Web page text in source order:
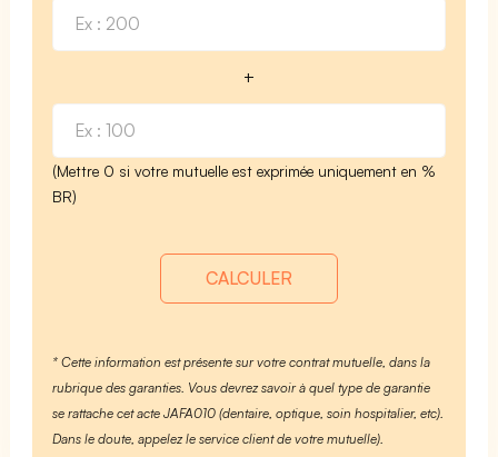
+
(Mettre 0 si votre mutuelle est exprimée uniquement en %
BR)
CALCULER
* Cette information est présente sur votre contrat mutuelle, dans la
rubrique des garanties. Vous devrez savoir à quel type de garantie
se rattache cet acte JAFA010 (dentaire, optique, soin hospitalier, etc).
Dans le doute, appelez le service client de votre mutuelle).